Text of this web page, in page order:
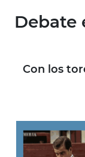
Debate
Con los